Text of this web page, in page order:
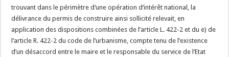
trouvant dans le périmètre d’une opération d’intérêt national, la
délivrance du permis de construire ainsi sollicité relevait, en
application des dispositions combinées de l’article L. 422-2 et du e) de
l’article R. 422-2 du code de l’urbanisme, compte tenu de l’existence
d’un désaccord entre le maire et le responsable du service de l’Etat